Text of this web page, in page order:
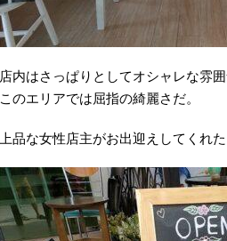
店内はさっぱりとしてオシャレな雰
このエリアでは屈指の綺麗さだ。
上品な女性店主がお出迎えしてくれ